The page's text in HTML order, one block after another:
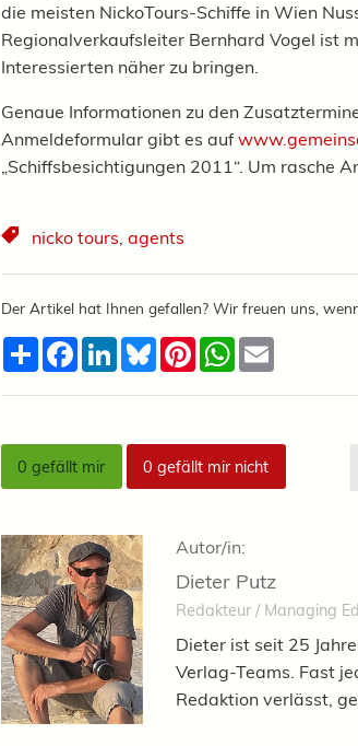
die meisten NickoTours-Schiffe in Wien
Regionalverkaufsleiter Bernhard Vogel ist
Interessierten näher zu bringen.
Genaue Informationen zu den
Anmeldeformular gibt es auf
„Schiffsbesichtigungen 2011“. Um rasche
nicko tours, agents
Der Artikel hat Ihnen gefallen? Wir freuen uns,
TeilenFacebook
LinkedInBlueskyPinterestWhatsApp
0 gefällt mir 0 gefällt mir nicht
Autor/in:
Dieter Putz
Redakteur / Managing
Dieter ist seit 25
Verlag-Teams. Fast
Redaktion verlässt,